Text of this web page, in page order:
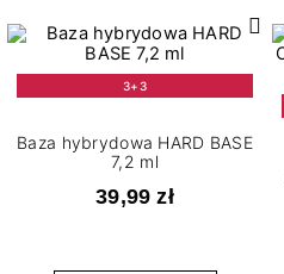
3+3
Baza hybrydowa HARD BASE
7,2 ml
39,99 zł